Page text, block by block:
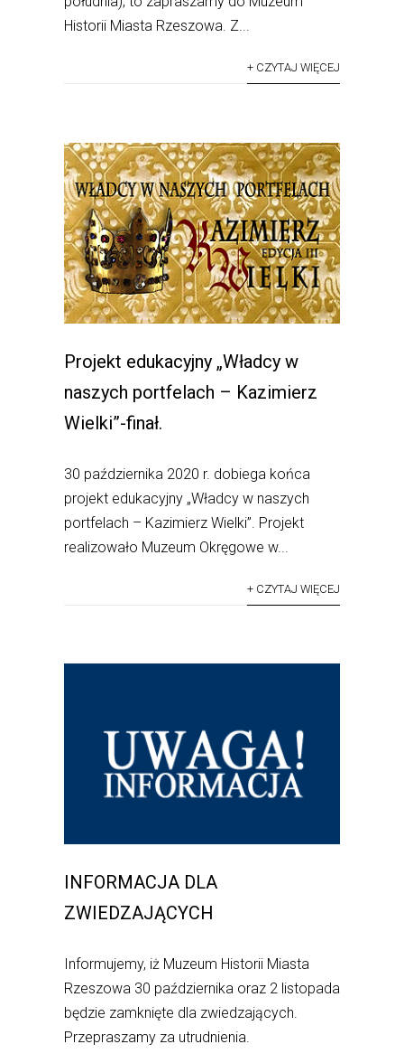
Historii Miasta Rzeszowa. Z...
+ CZYTAJ WIĘCEJ
Projekt edukacyjny „Władcy w
naszych portfelach – Kazimierz
Wielki”-finał.
30 października 2020 r. dobiega końca
projekt edukacyjny „Władcy w naszych
portfelach – Kazimierz Wielki”. Projekt
realizowało Muzeum Okręgowe w...
+ CZYTAJ WIĘCEJ
INFORMACJA DLA
ZWIEDZAJĄCYCH
Informujemy, iż Muzeum Historii Miasta
Rzeszowa 30 października oraz 2 listopada
będzie zamknięte dla zwiedzających.
Przepraszamy za utrudnienia.